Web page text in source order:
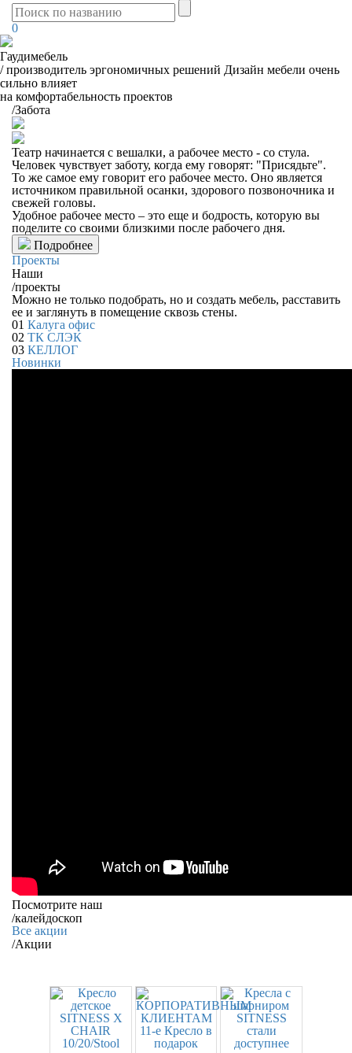
0
Гаудимебель
/ производитель эргономичных решений Дизайн мебели очень
сильно влияет
на комфортабельность проектов
/Забота
Театр начинается с вешалки, а рабочее место - со стула.
Человек чувствует заботу, когда ему говорят: "Присядьте".
То же самое ему говорит его рабочее место. Оно является
источником правильной осанки, здорового позвоночника и
свежей головы.
Удобное рабочее место – это еще и бодрость, которую вы
поделите со своими близкими после рабочего дня.
Подробнее
Проекты
Наши
/проекты
Можно не только подобрать, но и создать мебель, расставить
ее и заглянуть в помещение сквозь стены.
01 Калуга офис
02 ТК СЛЭК
03 КЕЛЛОГ
Новинки
Посмотрите наш
/калейдоскоп
Все акции
/Акции